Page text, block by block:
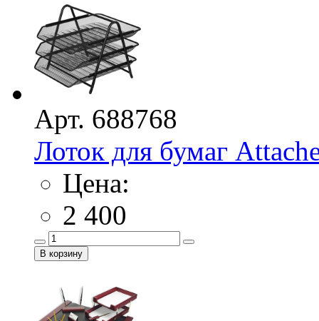
Арт. 688768
Лоток для бумаг
Цена:
2 400